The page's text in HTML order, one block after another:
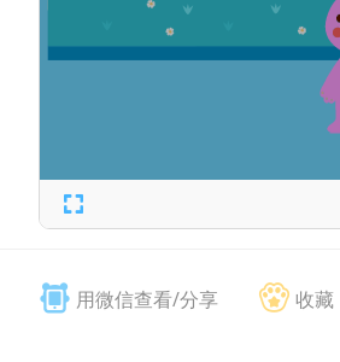
用微信查看/分享 收藏